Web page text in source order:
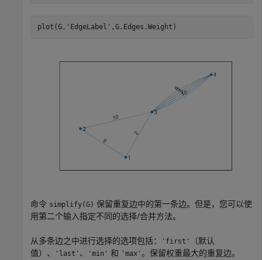
plot(G, 'EdgeLabel' ,G.Edges.Weight)
命令 simplify(G) 保留重复边中的第一条边。但是，您可以使
用第二个输入指定不同的选择/合并方法。
从多条边之中进行选择的选项包括： 'first'
（默认
值）、
'last' 、 'min' 和 'max' 。保留权重最大的重复边。